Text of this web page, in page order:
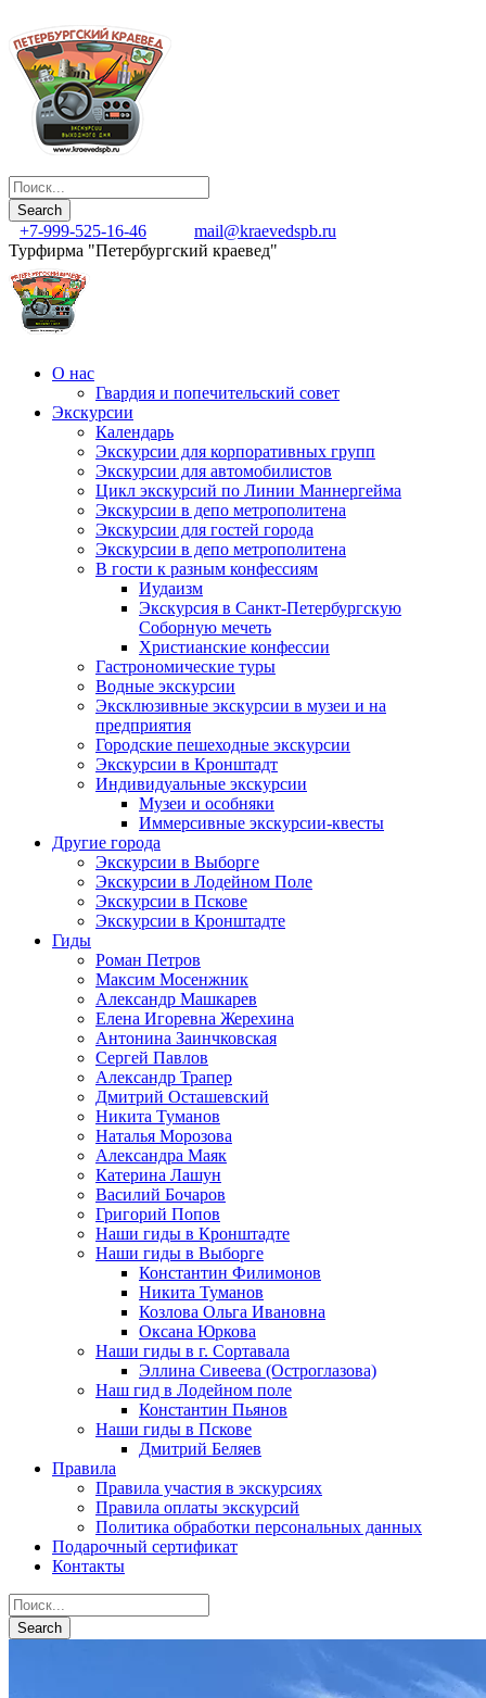
+7-999-525-16-46
mail@kraevedspb.ru
Турфирма "Петербургский краевед"
О нас
Гвардия и попечительский совет
Экскурсии
Календарь
Экскурсии для корпоративных групп
Экскурсии для автомобилистов
Цикл экскурсий по Линии Маннергейма
Экскурсии в депо метрополитена
Экскурсии для гостей города
Экскурсии в депо метрополитена
В гости к разным конфессиям
Иудаизм
Экскурсия в Санкт-Петербургскую
Соборную мечеть
Христианские конфессии
Гастрономические туры
Водные экскурсии
Эксклюзивные экскурсии в музеи и на
предприятия
Городские пешеходные экскурсии
Экскурсии в Кронштадт
Индивидуальные экскурсии
Музеи и особняки
Иммерсивные экскурсии-квесты
Другие города
Экскурсии в Выборге
Экскурсии в Лодейном Поле
Экскурсии в Пскове
Экскурсии в Кронштадте
Гиды
Роман Петров
Максим Мосенжник
Александр Машкарев
Елена Игоревна Жерехина
Антонина Заинчковская
Сергей Павлов
Александр Трапер
Дмитрий Осташевский
Никита Туманов
Наталья Морозова
Александра Маяк
Катерина Лашун
Василий Бочаров
Григорий Попов
Наши гиды в Кронштадте
Наши гиды в Выборге
Константин Филимонов
Никита Туманов
Козлова Ольга Ивановна
Оксана Юркова
Наши гиды в г. Сортавала
Эллина Сивеева (Остроглазова)
Наш гид в Лодейном поле
Константин Пьянов
Наши гиды в Пскове
Дмитрий Беляев
Правила
Правила участия в экскурсиях
Правила оплаты экскурсий
Политика обработки персональных данных
Подарочный сертификат
Контакты